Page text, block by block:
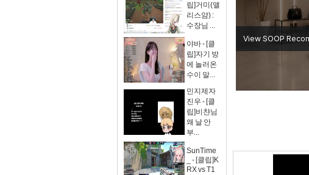
립]거미(앨
리스얌) :
수장님 ...
야바 - [클
립]자기 방
에 놀러온
수이 말...
민지제자
진우 - [클
립]비챤님
왜 날 안
부...
SunTime
_ - [클립]K
RX vs T1